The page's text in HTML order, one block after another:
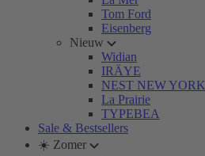
Tom Ford
Eisenberg
Nieuw
Widian
IRÄYE
NEST NEW YORK
La Prairie
TYPEBEA
Sale & Bestsellers
☀️ Zomer